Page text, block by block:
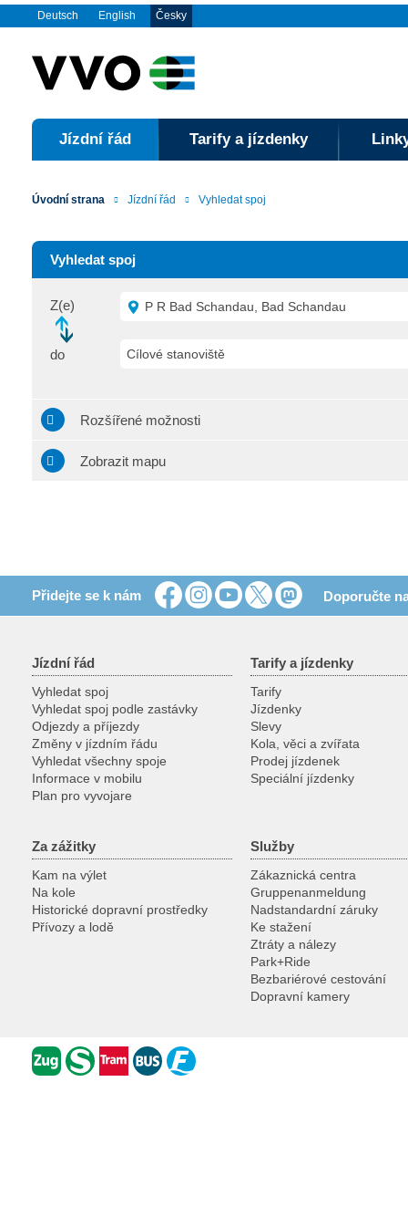
Deutsch English Česky
Jízdní řád Tarify a jízdenky
Úvodní strana Jízdní řád Vyhledat spoj
Vyhledat spoj
Z(e)
do
P R Bad Schandau, Bad Schandau
Cílové stanoviště
Rozšířené možnosti
Zobrazit mapu
Přidejte se k nám Doporučte
Jízdní řád
Vyhledat spoj
Vyhledat spoj podle zastávky
Odjezdy a příjezdy
Změny v jízdním řádu
Vyhledat všechny spoje
Informace v mobilu
Plan pro vyvojare
Tarify a jízdenky
Tarify
Jízdenky
Slevy
Kola, věci a zvířata
Prodej jízdenek
Speciální jízdenky
Za zážitky
Kam na výlet
Na kole
Historické dopravní prostředky
Přívozy a lodě
Služby
Zákaznická centra
Gruppenanmeldung
Nadstandardní záruky
Ke stažení
Ztráty a nálezy
Park+Ride
Bezbariérové cestování
Dopravní kamery